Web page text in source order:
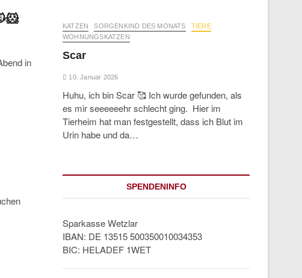
in
KATZEN SORGENKIND DES MONATS
TIERE
WOHNUNGSKATZEN
Scar
10. Januar 2026
Huhu, ich bin Scar 🥰 Ich wurde gefunden, als
es mir seeeeeehr schlecht ging. Hier im
Tierheim hat man festgestellt, dass ich Blut im
Urin habe und da…
SPENDENINFO
Sparkasse Wetzlar
IBAN: DE 13515 500350010034353
BIC: HELADEF 1WET